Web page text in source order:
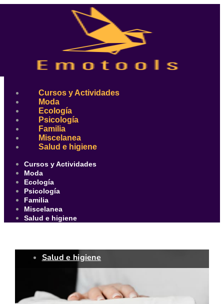
Cursos y Actividades
Moda
Ecología
Psicología
Familia
Miscelanea
Salud e higiene
Cursos y Actividades
Moda
Ecología
Psicología
Familia
Miscelanea
Salud e higiene
Salud e higiene